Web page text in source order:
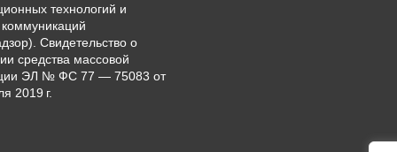
технологий и
Свидетельство о
средства массовой
ЭЛ № ФС 77 — 75083 от
2019 г.